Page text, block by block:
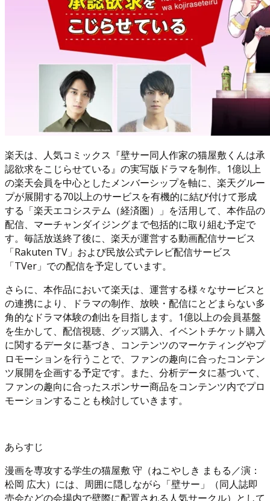
楽天は、人気コミックス『壁サー同人作家の猫屋敷くんは承
認欲求をこじらせている』の実写版ドラマを制作。1億以上
の楽天会員を中心としたメンバーシップを軸に、楽天グルー
プが展開する70以上のサービスを有機的に結び付けて形成
する「楽天エコシステム（経済圏）」を活用して、本作品の
配信、マーチャンダイジングまで包括的に取り組む予定で
す。毎話放送終了後に、楽天が運営する動画配信サービス
「Rakuten TV」および民放公式テレビ配信サービス
「TVer」での配信を予定しています。
さらに、本作品において楽天は、運営する様々なサービスと
の連携により、ドラマの制作、放映・配信にとどまらない多
角的なドラマ体験の創出を目指します。1億以上の会員基盤
を生かして、配信視聴、グッズ購入、イベントチケット購入
に関するデータに基づき、コンテンツのマーケティングやプ
ロモーションを行うことで、ファンの趣向に合ったコンテン
ツ展開を企画する予定です。また、分析データに基づいて、
ファンの趣向に合ったスポンサー商品をコンテンツ内でプロ
モーションすることも検討していきます。
あらすじ
漫画を専攻する学生の猫屋敷 守（ねこやしき まもる／演：
松岡 広大）には、周囲に隠しながら「壁サー」（同人誌即
売会などの会場内で壁際に配置される人気サークル）として